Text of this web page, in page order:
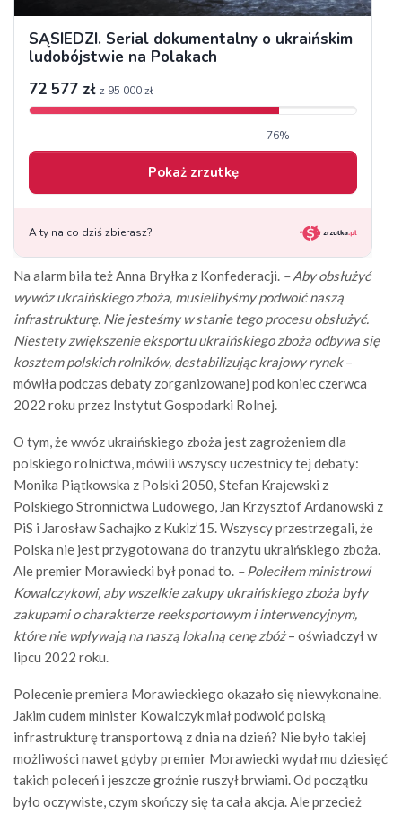
Na alarm biła też Anna Bryłka z Konfederacji. – Aby obsłużyć
wywóz ukraińskiego zboża, musielibyśmy podwoić naszą
infrastrukturę. Nie jesteśmy w stanie tego procesu obsłużyć.
Niestety zwiększenie eksportu ukraińskiego zboża odbywa się
kosztem polskich rolników, destabilizując krajowy rynek–
mówiła podczas debaty zorganizowanej pod koniec czerwca
2022 roku przez Instytut Gospodarki Rolnej.
O tym, że wwóz ukraińskiego zboża jest zagrożeniem dla
polskiego rolnictwa, mówili wszyscy uczestnicy tej debaty:
Monika Piątkowska z Polski 2050, Stefan Krajewski z
Polskiego Stronnictwa Ludowego, Jan Krzysztof Ardanowski z
PiS i Jarosław Sachajko z Kukiz’15. Wszyscy przestrzegali, że
Polska nie jest przygotowana do tranzytu ukraińskiego zboża.
Ale premier Morawiecki był ponad to. – Poleciłem ministrowi
Kowalczykowi, aby wszelkie zakupy ukraińskiego zboża były
zakupami o charakterze reeksportowym i interwencyjnym,
które nie wpływają na naszą lokalną cenę zbóż– oświadczył w
lipcu 2022 roku.
Polecenie premiera Morawieckiego okazało się niewykonalne.
Jakim cudem minister Kowalczyk miał podwoić polską
infrastrukturę transportową z dnia na dzień? Nie było takiej
możliwości nawet gdyby premier Morawiecki wydał mu dziesięć
takich poleceń i jeszcze groźnie ruszył brwiami. Od początku
było oczywiste, czym skończy się ta cała akcja. Ale przecież